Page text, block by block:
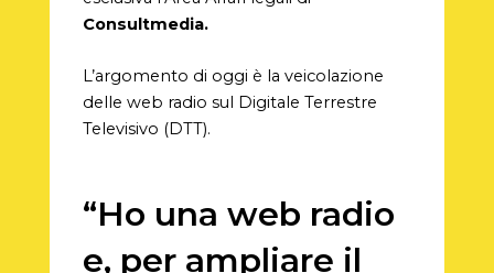
Consultmedia.
L’argomento di oggi è la veicolazione
delle web radio sul Digitale Terrestre
Televisivo (DTT).
“Ho una web radio
e, per ampliare il